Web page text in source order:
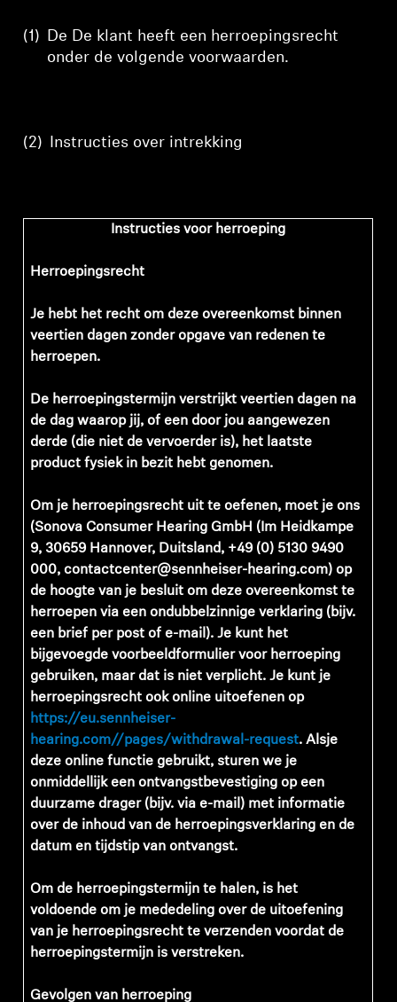
(1) De De klant heeft een herroepingsrecht
onder de volgende voorwaarden.
(2) Instructies over intrekking
Instructies voor herroeping
Herroepingsrecht
Je hebt het recht om deze overeenkomst binnen
veertien dagen zonder opgave van redenen te
herroepen.
De herroepingstermijn verstrijkt veertien dagen na
de dag waarop jij, of een door jou aangewezen
derde (die niet de vervoerder is), het laatste
product fysiek in bezit hebt genomen.
Om je herroepingsrecht uit te oefenen, moet je ons
(Sonova Consumer Hearing GmbH (Im Heidkampe
9, 30659 Hannover, Duitsland, +49 (0) 5130 9490
000, contactcenter@sennheiser-hearing.com) op
de hoogte van je besluit om deze overeenkomst te
herroepen via een ondubbelzinnige verklaring (bijv.
een brief per post of e-mail). Je kunt het
bijgevoegde voorbeeldformulier voor herroeping
gebruiken, maar dat is niet verplicht. Je kunt je
herroepingsrecht ook online uitoefenen op
https://eu.sennheiser-
hearing.com//pages/withdrawal-request.Alsje
deze online functie gebruikt, sturen we je
onmiddellijk een ontvangstbevestiging op een
duurzame drager (bijv. via e-mail) met informatie
over de inhoud van de herroepingsverklaring en de
datum en tijdstip van ontvangst.
Om de herroepingstermijn te halen, is het
voldoende om je mededeling over de uitoefening
van je herroepingsrecht te verzenden voordat de
herroepingstermijn is verstreken.
Gevolgen van herroeping